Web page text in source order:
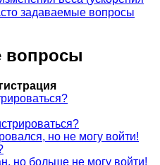
задаваемые вопросы
вопросы
но не могу войти!
но больше не могу войти!